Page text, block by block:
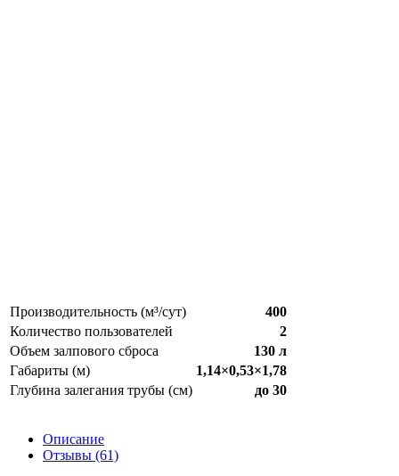
Производительность (м³/сут)
400
Количество пользователей
2
Объем залпового сброса
130 л
Габариты (м)
1,14×0,53×1,78
Глубина залегания трубы (см)
до 30
Описание
Отзывы (61)